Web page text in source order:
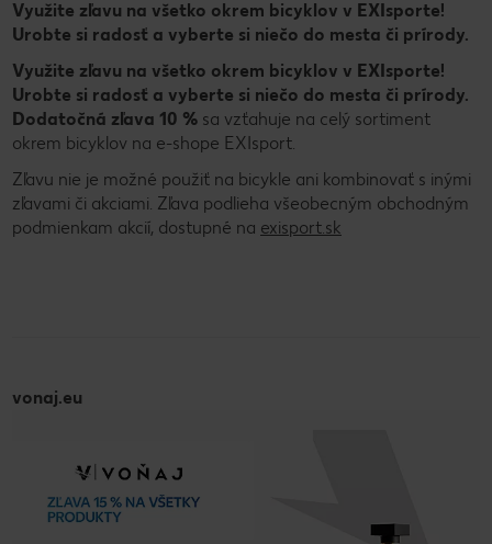
Využite zľavu na všetko okrem bicyklov v EXIsporte!
Urobte si radosť a vyberte si niečo do mesta či prírody.
Využite zľavu na všetko okrem bicyklov v EXIsporte!
Urobte si radosť a vyberte si niečo do mesta či prírody.
Dodatočná zľava 10 % sa vzťahuje na celý sortiment
okrem bicyklov na e-shope EXIsport.
Zľavu nie je možné použiť na bicykle ani kombinovať s inými
zľavami či akciami. Zľava podlieha všeobecným obchodným
podmienkam akcií, dostupné na exisport.sk
vonaj.eu